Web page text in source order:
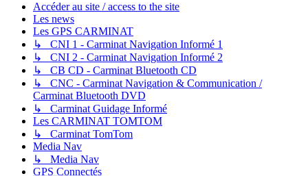
Accéder au site / access to the site
Les news
Les GPS CARMINAT
↳ CNI 1 - Carminat Navigation Informé 1
↳ CNI 2 - Carminat Navigation Informé 2
↳ CB CD - Carminat Bluetooth CD
↳ CNC - Carminat Navigation & Communication /
Carminat Bluetooth DVD
↳ Carminat Guidage Informé
Les CARMINAT TOMTOM
↳ Carminat TomTom
Media Nav
↳ Media Nav
GPS Connectés